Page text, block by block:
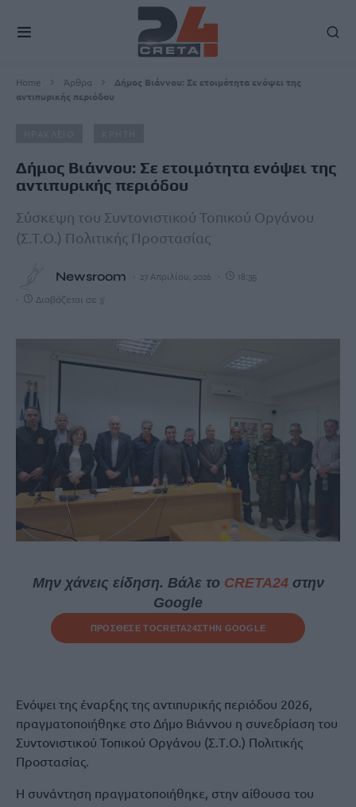
Home Άρθρα
Δήμος Βιάννου: Σε ετοιμότητα ενόψει της
αντιπυρικής περιόδου
Δήμος Βιάννου: Σε ετοιμότητα ενόψει της
αντιπυρικής περιόδου
Σύσκεψη του Συντονιστικού Τοπικού Οργάνου
(Σ.Τ.Ο.) Πολιτικής Προστασίας
Newsroom 27 Απριλίου, 2026 18:35
Διαβάζεται σε 3'
Μην χάνεις είδηση. Βάλε το CRETA24στην
Google
ΠΡΟΣΘΕΣΕ ΤΟCRETA24ΣΤΗΝ GOOGLE
Ενόψει της έναρξης της αντιπυρικής περιόδου 2026,
πραγματοποιήθηκε στο Δήμο Βιάννου η συνεδρίαση του
Συντονιστικού Τοπικού Οργάνου (Σ.Τ.Ο.) Πολιτικής
Προστασίας.
Η συνάντηση πραγματοποιήθηκε, στην αίθουσα του